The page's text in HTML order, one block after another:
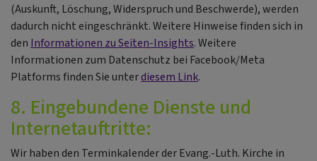
(Auskunft, Löschung, Widerspruch und Beschwerde), werden
dadurch nicht eingeschränkt. Weitere Hinweise finden sich in
den Informationen zu Seiten-Insights. Weitere
Informationen zum Datenschutz bei Facebook/Meta
Platforms finden Sie unterdiesem Link.
8. Eingebundene Dienste und
Internetauftritte:
Wir haben den Terminkalender der Evang.-Luth. Kirche in